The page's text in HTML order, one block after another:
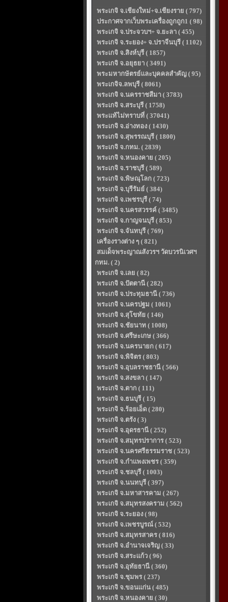
พระเกจิ จ.เชียงใหม่+จ.เชียงราย ( 797)
ประกาศจากเว็บพระเครื่องถูกถูก1 ( 98)
พระเกจิ จ.ประจวบฯ+ จ.ยะลา ( 455)
พระเกจิ จ.ระยอง+ จ.ปราจีนบุรี ( 1102)
พระเกจิ จ.สิงห์บุรี ( 1857)
พระเกจิ จ.อยุธยา ( 3491)
พระมหากษัตรย์และบุคคลสำคัญ ( 95)
พระเกจิจ.ลพบุรี ( 8061)
พระเกจิ จ.นครราชสีมา ( 3783)
พระเกจิ จ.สระบุรี ( 1758)
พระแท้ไม่ทราบที่ ( 37041)
พระเกจิ จ.อ่างทอง ( 1430)
พระเกจิ จ.สุพรรณบุรี ( 1800)
พระเกจิ จ.กทม. ( 2839)
พระเกจิ จ.หนองคาย ( 205)
พระเกจิ จ.ราชบุรี ( 589)
พระเกจิ จ.พิษณุโลก ( 723)
พระเกจิ จ.บุรีรัมย์ ( 384)
พระเกจิ จ.เพชรบุรี ( 74)
พระเกจิ จ.นครสวรรค์ ( 3485)
พระเกจิ จ.กาญจนบุรี ( 853)
พระเกจิ จ.จันทบุรี ( 769)
เครื่องรางต่าง ๆ ( 821)
สมเด็จพระญาณสังวรฯ วัดบวรนิเวศฯ
กทม. ( 2)
พระเกจิ จ.เลย ( 82)
พระเกจิ จ.ปัตตานี ( 282)
พระเกจิ จ.ประทุมธานี ( 736)
พระเกจิ จ.นครปฐม ( 1061)
พระเกจิ จ.สุโขทัย ( 146)
พระเกจิ จ.ชัยนาท ( 1008)
พระเกจิ จ.ศรีษะเกษ ( 366)
พระเกจิ จ.นครนายก ( 617)
พระเกจิ จ.พิจิตร ( 803)
พระเกจิ จ.อุบลราชธานี ( 566)
พระเกจิ จ.สงขลา ( 147)
พระเกจิ จ.ตาก ( 111)
พระเกจิ จ.ธนบุรี ( 15)
พระเกจิ จ.ร้อยเอ็ด ( 280)
พระเกจิ จ.ตรัง ( 3)
พระเกจิ จ.อุดรธานี ( 252)
พระเกจิ จ.สมุทรปราการ ( 523)
พระเกจิ จ.นครศรีธรรมราช ( 523)
พระเกจิ จ.กำแพงเพชร ( 359)
พระเกจิ จ.ชลบุรี ( 1003)
พระเกจิ จ.นนทบุรี ( 397)
พระเกจิ จ.มหาสารคาม ( 267)
พระเกจิ จ.สมุทรสงคราม ( 562)
พระเกจิ จ.ระยอง ( 98)
พระเกจิ จ.เพชรบูรณ์ ( 532)
พระเกจิ จ.สมุทรสาคร ( 816)
พระเกจิ จ.อำนาจเจริญ ( 33)
พระเกจิ จ.สระแก้ว ( 96)
พระเกจิ จ.อุทัยธานี ( 360)
พระเกจิ จ.ชุมพร ( 237)
พระเกจิ จ.ขอนแก่น ( 485)
พระเกจิ จ.หนองคาย ( 30)